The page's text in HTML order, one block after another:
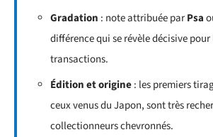
Gradation : note attribuée parPsa
différence qui se révèle décisive pour
transactions.
Édition et origine: les premiers
ceux venus du Japon, sont très
collectionneurs chevronnés.